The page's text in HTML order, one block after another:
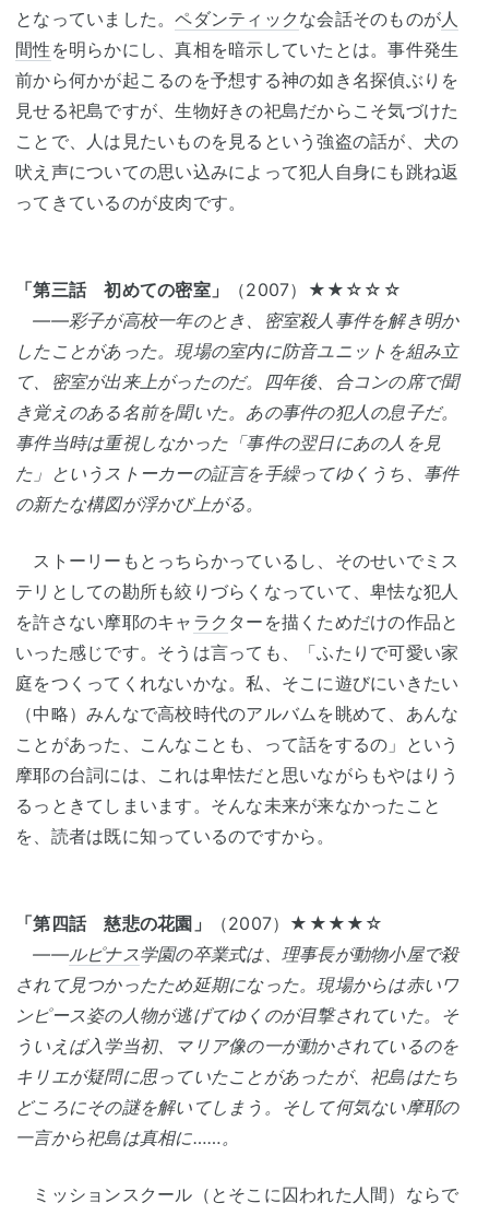
となっていました。ペダンティック な会話そのものが人
間性 を明らかにし、真相を暗示していたとは。事件発生
前から何かが起こるのを予想する神の如き名探偵ぶりを
見せる祀島ですが、生物好きの祀島だからこそ気づけた
ことで、人は見たいものを見るという強盗の話が、犬の
吠え声についての思い込みによって犯人自身にも跳ね返
ってきているのが皮肉です。
「第三話 初めての密室」
（2007）★★☆☆☆
――彩子が高校一年のとき、密室殺人事件を解き明か
したことがあった。現場の室内に防音ユニットを組み立
て、密室が出来上がったのだ。四年後、合コンの席で聞
き覚えのある名前を聞いた。あの事件の犯人の息子だ。
事件当時は重視しなかった「事件の翌日にあの人を見
た」というストーカーの証言を手繰ってゆくうち、事件
の新たな構図が浮かび上がる。
ストーリーもとっちらかっているし、そのせいでミス
テリとしての勘所も絞りづらくなっていて、卑怯な犯人
を許さない摩耶のキャ ラク ターを描くためだけの作品と
いった感じです。そうは言っても、「ふたりで可愛い家
庭をつくってくれないかな。私、そこに遊びにいきたい
（中略）みんなで高校時代のアルバムを眺めて、あんな
ことがあった、こんなことも、って話をするの」という
摩耶の台詞には、これは卑怯だと思いながらもやはりう
るっときてしまいます。そんな未来が来なかったこと
を、読者は既に知っているのですから。
「第四話 慈悲の花園」
（2007）★★★★☆
――ルピナス学園の卒業式は、理事長が動物小屋で殺
されて見つかったため延期になった。現場からは赤いワ
ンピース姿の人物が逃げてゆくのが目撃されていた。そ
ういえば入学当初、マリア像の一が動かされているのを
キリエが疑問に思っていたことがあったが、祀島はたち
どころにその謎を解いてしまう。そして何気ない摩耶の
一言から祀島は真相に……。
ミッションスクール（とそこに囚われた人間）ならで